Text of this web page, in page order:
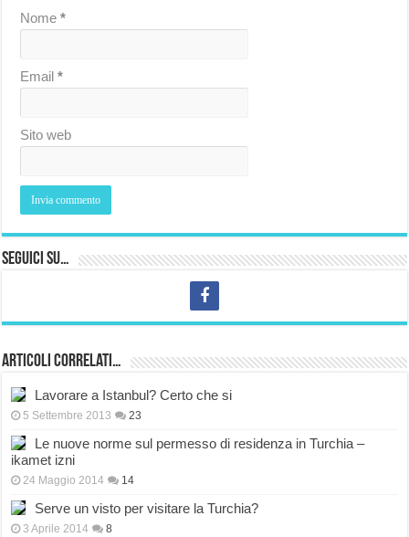
Nome*
Email*
Sito web
Seguici su…
Articoli correlati…
Lavorare a Istanbul? Certo che si
5 Settembre 2013 23
Le nuove norme sul permesso di residenza in Turchia –
ikamet izni
24 Maggio 2014 14
Serve un visto per visitare la Turchia?
3 Aprile 2014 8